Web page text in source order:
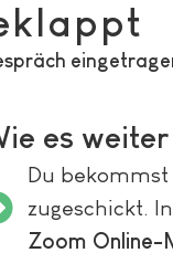
es
Du bekommst
zugeschickt.
Zoom Online-